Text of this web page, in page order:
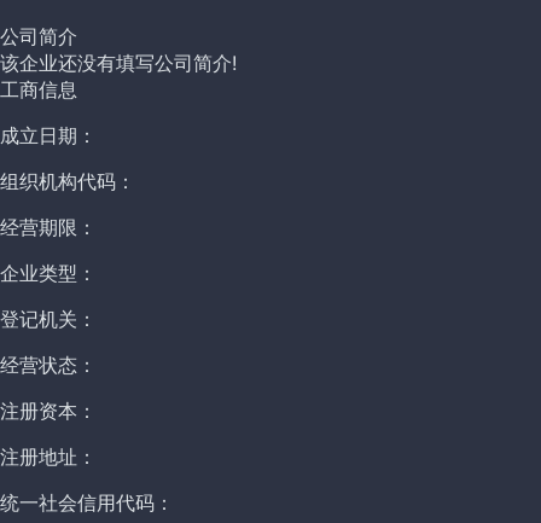
公司简介
该企业还没有填写公司简介!
工商信息
成立日期：
组织机构代码：
经营期限：
企业类型：
登记机关：
经营状态：
注册资本：
注册地址：
统一社会信用代码：